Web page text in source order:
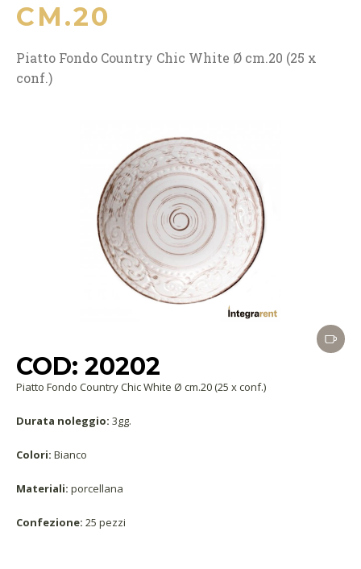
CM.20
Piatto Fondo Country Chic White Ø cm.20 (25 x
conf.)
COD: 20202
Piatto Fondo Country Chic White Ø cm.20 (25 x conf.)
Durata noleggio: 3gg.
Colori: Bianco
Materiali: porcellana
Confezione: 25 pezzi